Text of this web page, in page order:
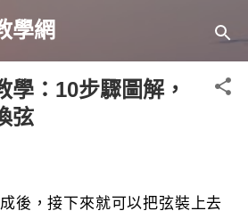
跳到主要內容
學網
學：10步驟圖解，
弦
後，接下來就可以把弦裝上去